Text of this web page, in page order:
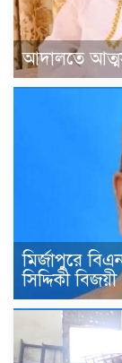
আদালতে
মির্জাপুরে
সিদ্দিকী বিজয়ী